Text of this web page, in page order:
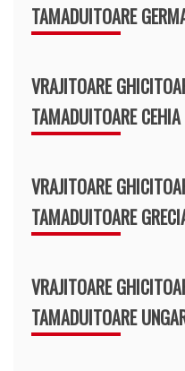
TAMADUITOARE
VRAJITOARE
TAMADUITOARE CEHIA
VRAJITOARE
TAMADUITOARE
VRAJITOARE
TAMADUITOARE